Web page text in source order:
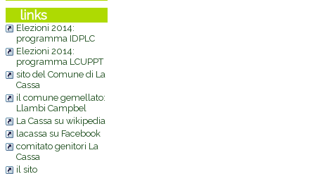
links
Elezioni 2014:
programma IDPLC
Elezioni 2014:
programma LCUPPT
sito del Comune di La
Cassa
il comune gemellato:
Llambi Campbel
La Cassa su wikipedia
lacassa su Facebook
comitato genitori La
Cassa
il sito